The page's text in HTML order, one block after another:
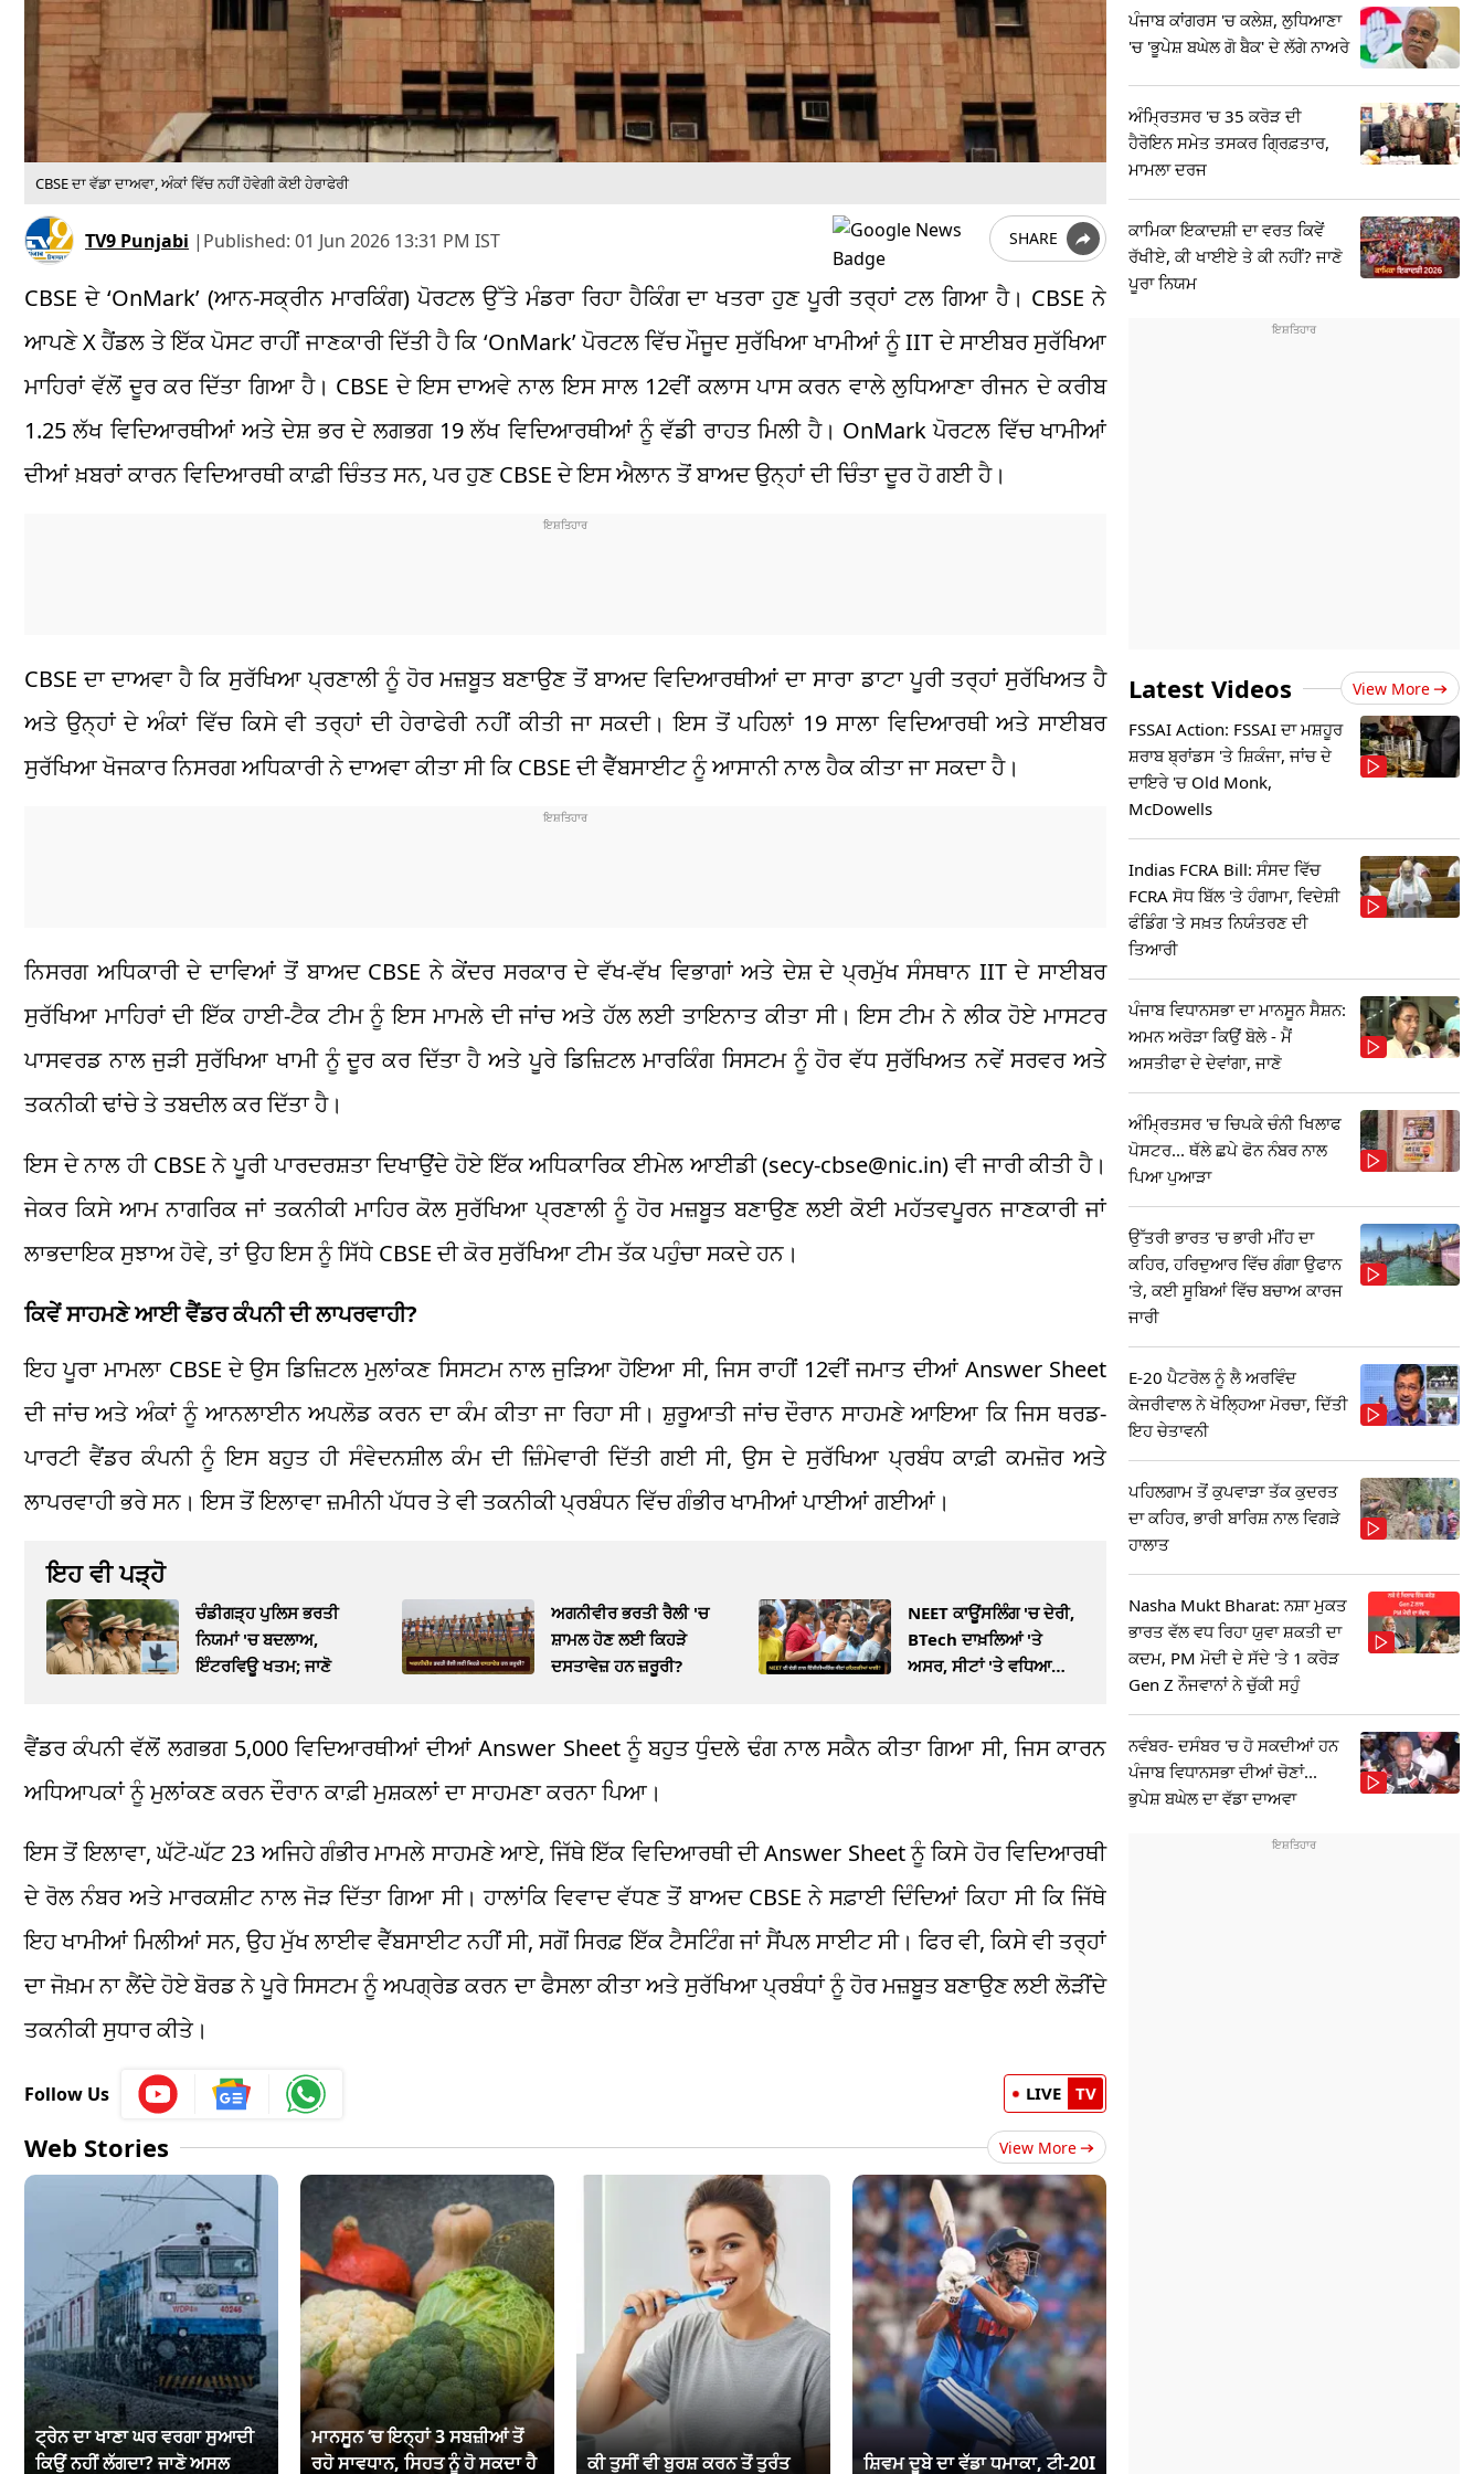
CBSE ਦਾ ਵੱਡਾ ਦਾਅਵਾ, ਅੰਕਾਂ ਵਿੱਚ ਨਹੀਂ ਹੋਵੇਗੀ ਕੋਈ ਹੇਰਾਫੇਰੀ
TV9 Punjabi | Published: 01 Jun 2026 13:31 PM IST SHARE
CBSE ਦੇ ‘OnMark’ (ਆਨ-ਸਕ੍ਰੀਨ ਮਾਰਕਿੰਗ) ਪੋਰਟਲ ਉੱਤੇ ਮੰਡਰਾ ਰਿਹਾ ਹੈਕਿੰਗ ਦਾ ਖਤਰਾ ਹੁਣ ਪੂਰੀ ਤਰ੍ਹਾਂ ਟਲ ਗਿਆ ਹੈ। CBSE ਨੇ
ਆਪਣੇ X ਹੈਂਡਲ ਤੇ ਇੱਕ ਪੋਸਟ ਰਾਹੀਂ ਜਾਣਕਾਰੀ ਦਿੱਤੀ ਹੈ ਕਿ ‘OnMark’ ਪੋਰਟਲ ਵਿੱਚ ਮੌਜੂਦ ਸੁਰੱਖਿਆ ਖਾਮੀਆਂ ਨੂੰ IIT ਦੇ ਸਾਈਬਰ ਸੁਰੱਖਿਆ
ਮਾਹਿਰਾਂ ਵੱਲੋਂ ਦੂਰ ਕਰ ਦਿੱਤਾ ਗਿਆ ਹੈ। CBSE ਦੇ ਇਸ ਦਾਅਵੇ ਨਾਲ ਇਸ ਸਾਲ 12ਵੀਂ ਕਲਾਸ ਪਾਸ ਕਰਨ ਵਾਲੇ ਲੁਧਿਆਣਾ ਰੀਜਨ ਦੇ ਕਰੀਬ
1.25 ਲੱਖ ਵਿਦਿਆਰਥੀਆਂ ਅਤੇ ਦੇਸ਼ ਭਰ ਦੇ ਲਗਭਗ 19 ਲੱਖ ਵਿਦਿਆਰਥੀਆਂ ਨੂੰ ਵੱਡੀ ਰਾਹਤ ਮਿਲੀ ਹੈ। OnMark ਪੋਰਟਲ ਵਿੱਚ ਖਾਮੀਆਂ
ਦੀਆਂ ਖ਼ਬਰਾਂ ਕਾਰਨ ਵਿਦਿਆਰਥੀ ਕਾਫ਼ੀ ਚਿੰਤਤ ਸਨ, ਪਰ ਹੁਣ CBSE ਦੇ ਇਸ ਐਲਾਨ ਤੋਂ ਬਾਅਦ ਉਨ੍ਹਾਂ ਦੀ ਚਿੰਤਾ ਦੂਰ ਹੋ ਗਈ ਹੈ।
CBSE ਦਾ ਦਾਅਵਾ ਹੈ ਕਿ ਸੁਰੱਖਿਆ ਪ੍ਰਣਾਲੀ ਨੂੰ ਹੋਰ ਮਜ਼ਬੂਤ ਬਣਾਉਣ ਤੋਂ ਬਾਅਦ ਵਿਦਿਆਰਥੀਆਂ ਦਾ ਸਾਰਾ ਡਾਟਾ ਪੂਰੀ ਤਰ੍ਹਾਂ ਸੁਰੱਖਿਅਤ ਹੈ
ਅਤੇ ਉਨ੍ਹਾਂ ਦੇ ਅੰਕਾਂ ਵਿੱਚ ਕਿਸੇ ਵੀ ਤਰ੍ਹਾਂ ਦੀ ਹੇਰਾਫੇਰੀ ਨਹੀਂ ਕੀਤੀ ਜਾ ਸਕਦੀ। ਇਸ ਤੋਂ ਪਹਿਲਾਂ 19 ਸਾਲਾ ਵਿਦਿਆਰਥੀ ਅਤੇ ਸਾਈਬਰ
ਸੁਰੱਖਿਆ ਖੋਜਕਾਰ ਨਿਸਰਗ ਅਧਿਕਾਰੀ ਨੇ ਦਾਅਵਾ ਕੀਤਾ ਸੀ ਕਿ CBSE ਦੀ ਵੈੱਬਸਾਈਟ ਨੂੰ ਆਸਾਨੀ ਨਾਲ ਹੈਕ ਕੀਤਾ ਜਾ ਸਕਦਾ ਹੈ।
ਨਿਸਰਗ ਅਧਿਕਾਰੀ ਦੇ ਦਾਵਿਆਂ ਤੋਂ ਬਾਅਦ CBSE ਨੇ ਕੇਂਦਰ ਸਰਕਾਰ ਦੇ ਵੱਖ-ਵੱਖ ਵਿਭਾਗਾਂ ਅਤੇ ਦੇਸ਼ ਦੇ ਪ੍ਰਮੁੱਖ ਸੰਸਥਾਨ IIT ਦੇ ਸਾਈਬਰ
ਸੁਰੱਖਿਆ ਮਾਹਿਰਾਂ ਦੀ ਇੱਕ ਹਾਈ-ਟੈਕ ਟੀਮ ਨੂੰ ਇਸ ਮਾਮਲੇ ਦੀ ਜਾਂਚ ਅਤੇ ਹੱਲ ਲਈ ਤਾਇਨਾਤ ਕੀਤਾ ਸੀ। ਇਸ ਟੀਮ ਨੇ ਲੀਕ ਹੋਏ ਮਾਸਟਰ
ਪਾਸਵਰਡ ਨਾਲ ਜੁੜੀ ਸੁਰੱਖਿਆ ਖਾਮੀ ਨੂੰ ਦੂਰ ਕਰ ਦਿੱਤਾ ਹੈ ਅਤੇ ਪੂਰੇ ਡਿਜ਼ਿਟਲ ਮਾਰਕਿੰਗ ਸਿਸਟਮ ਨੂੰ ਹੋਰ ਵੱਧ ਸੁਰੱਖਿਅਤ ਨਵੇਂ ਸਰਵਰ ਅਤੇ
ਤਕਨੀਕੀ ਢਾਂਚੇ ਤੇ ਤਬਦੀਲ ਕਰ ਦਿੱਤਾ ਹੈ।
ਇਸ ਦੇ ਨਾਲ ਹੀ CBSE ਨੇ ਪੂਰੀ ਪਾਰਦਰਸ਼ਤਾ ਦਿਖਾਉਂਦੇ ਹੋਏ ਇੱਕ ਅਧਿਕਾਰਿਕ ਈਮੇਲ ਆਈਡੀ (secy-cbse@nic.in) ਵੀ ਜਾਰੀ ਕੀਤੀ ਹੈ।
ਜੇਕਰ ਕਿਸੇ ਆਮ ਨਾਗਰਿਕ ਜਾਂ ਤਕਨੀਕੀ ਮਾਹਿਰ ਕੋਲ ਸੁਰੱਖਿਆ ਪ੍ਰਣਾਲੀ ਨੂੰ ਹੋਰ ਮਜ਼ਬੂਤ ਬਣਾਉਣ ਲਈ ਕੋਈ ਮਹੱਤਵਪੂਰਨ ਜਾਣਕਾਰੀ ਜਾਂ
ਲਾਭਦਾਇਕ ਸੁਝਾਅ ਹੋਵੇ, ਤਾਂ ਉਹ ਇਸ ਨੂੰ ਸਿੱਧੇ CBSE ਦੀ ਕੋਰ ਸੁਰੱਖਿਆ ਟੀਮ ਤੱਕ ਪਹੁੰਚਾ ਸਕਦੇ ਹਨ।
ਕਿਵੇਂ ਸਾਹਮਣੇ ਆਈ ਵੈਂਡਰ ਕੰਪਨੀ ਦੀ ਲਾਪਰਵਾਹੀ?
ਇਹ ਪੂਰਾ ਮਾਮਲਾ CBSE ਦੇ ਉਸ ਡਿਜ਼ਿਟਲ ਮੁਲਾਂਕਣ ਸਿਸਟਮ ਨਾਲ ਜੁੜਿਆ ਹੋਇਆ ਸੀ, ਜਿਸ ਰਾਹੀਂ 12ਵੀਂ ਜਮਾਤ ਦੀਆਂ Answer Sheet
ਦੀ ਜਾਂਚ ਅਤੇ ਅੰਕਾਂ ਨੂੰ ਆਨਲਾਈਨ ਅਪਲੋਡ ਕਰਨ ਦਾ ਕੰਮ ਕੀਤਾ ਜਾ ਰਿਹਾ ਸੀ। ਸ਼ੁਰੂਆਤੀ ਜਾਂਚ ਦੌਰਾਨ ਸਾਹਮਣੇ ਆਇਆ ਕਿ ਜਿਸ ਥਰਡ-
ਪਾਰਟੀ ਵੈਂਡਰ ਕੰਪਨੀ ਨੂੰ ਇਸ ਬਹੁਤ ਹੀ ਸੰਵੇਦਨਸ਼ੀਲ ਕੰਮ ਦੀ ਜ਼ਿੰਮੇਵਾਰੀ ਦਿੱਤੀ ਗਈ ਸੀ, ਉਸ ਦੇ ਸੁਰੱਖਿਆ ਪ੍ਰਬੰਧ ਕਾਫ਼ੀ ਕਮਜ਼ੋਰ ਅਤੇ
ਲਾਪਰਵਾਹੀ ਭਰੇ ਸਨ। ਇਸ ਤੋਂ ਇਲਾਵਾ ਜ਼ਮੀਨੀ ਪੱਧਰ ਤੇ ਵੀ ਤਕਨੀਕੀ ਪ੍ਰਬੰਧਨ ਵਿੱਚ ਗੰਭੀਰ ਖਾਮੀਆਂ ਪਾਈਆਂ ਗਈਆਂ।
ਇਹ ਵੀ ਪੜ੍ਹੋ
ਚੰਡੀਗੜ੍ਹ ਪੁਲਿਸ ਭਰਤੀ
ਨਿਯਮਾਂ 'ਚ ਬਦਲਾਅ,
ਇੰਟਰਵਿਊ ਖਤਮ; ਜਾਣੋ
ਅਗਨੀਵੀਰ ਭਰਤੀ ਰੈਲੀ 'ਚ
ਸ਼ਾਮਲ ਹੋਣ ਲਈ ਕਿਹੜੇ
ਦਸਤਾਵੇਜ਼ ਹਨ ਜ਼ਰੂਰੀ?
NEET ਕਾਊਂਸਲਿੰਗ 'ਚ ਦੇਰੀ,
BTech ਦਾਖ਼ਲਿਆਂ 'ਤੇ
ਅਸਰ, ਸੀਟਾਂ 'ਤੇ ਵਧਿਆ
ਵੈਂਡਰ ਕੰਪਨੀ ਵੱਲੋਂ ਲਗਭਗ 5,000 ਵਿਦਿਆਰਥੀਆਂ ਦੀਆਂ Answer Sheet ਨੂੰ ਬਹੁਤ ਧੁੰਦਲੇ ਢੰਗ ਨਾਲ ਸਕੈਨ ਕੀਤਾ ਗਿਆ ਸੀ, ਜਿਸ ਕਾਰਨ
ਅਧਿਆਪਕਾਂ ਨੂੰ ਮੁਲਾਂਕਣ ਕਰਨ ਦੌਰਾਨ ਕਾਫ਼ੀ ਮੁਸ਼ਕਲਾਂ ਦਾ ਸਾਹਮਣਾ ਕਰਨਾ ਪਿਆ।
ਇਸ ਤੋਂ ਇਲਾਵਾ, ਘੱਟੋ-ਘੱਟ 23 ਅਜਿਹੇ ਗੰਭੀਰ ਮਾਮਲੇ ਸਾਹਮਣੇ ਆਏ, ਜਿੱਥੇ ਇੱਕ ਵਿਦਿਆਰਥੀ ਦੀ Answer Sheet ਨੂੰ ਕਿਸੇ ਹੋਰ ਵਿਦਿਆਰਥੀ
ਦੇ ਰੋਲ ਨੰਬਰ ਅਤੇ ਮਾਰਕਸ਼ੀਟ ਨਾਲ ਜੋੜ ਦਿੱਤਾ ਗਿਆ ਸੀ। ਹਾਲਾਂਕਿ ਵਿਵਾਦ ਵੱਧਣ ਤੋਂ ਬਾਅਦ CBSE ਨੇ ਸਫ਼ਾਈ ਦਿੰਦਿਆਂ ਕਿਹਾ ਸੀ ਕਿ ਜਿੱਥੇ
ਇਹ ਖਾਮੀਆਂ ਮਿਲੀਆਂ ਸਨ, ਉਹ ਮੁੱਖ ਲਾਈਵ ਵੈੱਬਸਾਈਟ ਨਹੀਂ ਸੀ, ਸਗੋਂ ਸਿਰਫ਼ ਇੱਕ ਟੈਸਟਿੰਗ ਜਾਂ ਸੈਂਪਲ ਸਾਈਟ ਸੀ। ਫਿਰ ਵੀ, ਕਿਸੇ ਵੀ ਤਰ੍ਹਾਂ
ਦਾ ਜੋਖ਼ਮ ਨਾ ਲੈਂਦੇ ਹੋਏ ਬੋਰਡ ਨੇ ਪੂਰੇ ਸਿਸਟਮ ਨੂੰ ਅਪਗ੍ਰੇਡ ਕਰਨ ਦਾ ਫੈਸਲਾ ਕੀਤਾ ਅਤੇ ਸੁਰੱਖਿਆ ਪ੍ਰਬੰਧਾਂ ਨੂੰ ਹੋਰ ਮਜ਼ਬੂਤ ਬਣਾਉਣ ਲਈ ਲੋੜੀਂਦੇ
ਤਕਨੀਕੀ ਸੁਧਾਰ ਕੀਤੇ।
Follow Us LIVE TV
Web Stories View More
ਟ੍ਰੇਨ ਦਾ ਖਾਣਾ ਘਰ ਵਰਗਾ ਸੁਆਦੀ
ਕਿਉਂ ਨਹੀਂ ਲੱਗਦਾ? ਜਾਣੋ ਅਸਲ
ਮਾਨਸੂਨ ‘ਚ ਇਨ੍ਹਾਂ 3 ਸਬਜ਼ੀਆਂ ਤੋਂ
ਰਹੋ ਸਾਵਧਾਨ, ਸਿਹਤ ਨੂੰ ਹੋ ਸਕਦਾ ਹੈ
ਕੀ ਤੁਸੀਂ ਵੀ ਬੁਰਸ਼ ਕਰਨ ਤੋਂ ਤੁਰੰਤ ਸ਼ਿਵਮ ਦੂਬੇ ਦਾ ਵੱਡਾ ਧਮਾਕਾ, ਟੀ-20I
ਪੰਜਾਬ ਕਾਂਗਰਸ 'ਚ ਕਲੇਸ਼, ਲੁਧਿਆਣਾ
'ਚ 'ਭੂਪੇਸ਼ ਬਘੇਲ ਗੋ ਬੈਕ' ਦੇ ਲੱਗੇ ਨਾਅਰੇ
ਅੰਮ੍ਰਿਤਸਰ 'ਚ 35 ਕਰੋੜ ਦੀ
ਹੈਰੋਇਨ ਸਮੇਤ ਤਸਕਰ ਗ੍ਰਿਫ਼ਤਾਰ,
ਮਾਮਲਾ ਦਰਜ
ਕਾਮਿਕਾ ਇਕਾਦਸ਼ੀ ਦਾ ਵਰਤ ਕਿਵੇਂ
ਰੱਖੀਏ, ਕੀ ਖਾਈਏ ਤੇ ਕੀ ਨਹੀਂ? ਜਾਣੋ
ਪੂਰਾ ਨਿਯਮ
Latest Videos View More
FSSAI Action: FSSAI ਦਾ ਮਸ਼ਹੂਰ
ਸ਼ਰਾਬ ਬ੍ਰਾਂਡਸ 'ਤੇ ਸ਼ਿਕੰਜਾ, ਜਾਂਚ ਦੇ
ਦਾਇਰੇ 'ਚ Old Monk,
McDowells
Indias FCRA Bill: ਸੰਸਦ ਵਿੱਚ
FCRA ਸੋਧ ਬਿੱਲ 'ਤੇ ਹੰਗਾਮਾ, ਵਿਦੇਸ਼ੀ
ਫੰਡਿੰਗ 'ਤੇ ਸਖ਼ਤ ਨਿਯੰਤਰਣ ਦੀ
ਤਿਆਰੀ
ਪੰਜਾਬ ਵਿਧਾਨਸਭਾ ਦਾ ਮਾਨਸੂਨ ਸੈਸ਼ਨ:
ਅਮਨ ਅਰੋੜਾ ਕਿਉਂ ਬੋਲੇ - ਮੈਂ
ਅਸਤੀਫਾ ਦੇ ਦੇਵਾਂਗਾ, ਜਾਣੋ
ਅੰਮ੍ਰਿਤਸਰ 'ਚ ਚਿਪਕੇ ਚੰਨੀ ਖਿਲਾਫ
ਪੋਸਟਰ... ਥੱਲੇ ਛਪੇ ਫੋਨ ਨੰਬਰ ਨਾਲ
ਪਿਆ ਪੁਆੜਾ
ਉੱਤਰੀ ਭਾਰਤ 'ਚ ਭਾਰੀ ਮੀਂਹ ਦਾ
ਕਹਿਰ, ਹਰਿਦੁਆਰ ਵਿੱਚ ਗੰਗਾ ਉਫਾਨ
'ਤੇ, ਕਈ ਸੂਬਿਆਂ ਵਿੱਚ ਬਚਾਅ ਕਾਰਜ
ਜਾਰੀ
E-20 ਪੈਟਰੋਲ ਨੂੰ ਲੈ ਅਰਵਿੰਦ
ਕੇਜਰੀਵਾਲ ਨੇ ਖੋਲ੍ਹਿਆ ਮੋਰਚਾ, ਦਿੱਤੀ
ਇਹ ਚੇਤਾਵਨੀ
ਪਹਿਲਗਾਮ ਤੋਂ ਕੁਪਵਾੜਾ ਤੱਕ ਕੁਦਰਤ
ਦਾ ਕਹਿਰ, ਭਾਰੀ ਬਾਰਿਸ਼ ਨਾਲ ਵਿਗੜੇ
ਹਾਲਾਤ
Nasha Mukt Bharat: ਨਸ਼ਾ ਮੁਕਤ
ਭਾਰਤ ਵੱਲ ਵਧ ਰਿਹਾ ਯੁਵਾ ਸ਼ਕਤੀ ਦਾ
ਕਦਮ, PM ਮੋਦੀ ਦੇ ਸੱਦੇ 'ਤੇ 1 ਕਰੋੜ
Gen Z ਨੌਜਵਾਨਾਂ ਨੇ ਚੁੱਕੀ ਸਹੁੰ
ਨਵੰਬਰ- ਦਸੰਬਰ 'ਚ ਹੋ ਸਕਦੀਆਂ ਹਨ
ਪੰਜਾਬ ਵਿਧਾਨਸਭਾ ਦੀਆਂ ਚੋਣਾਂ...
ਭੁਪੇਸ਼ ਬਘੇਲ ਦਾ ਵੱਡਾ ਦਾਅਵਾ